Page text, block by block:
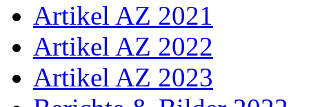
Artikel AZ 2021
Artikel AZ 2022
Artikel AZ 2023